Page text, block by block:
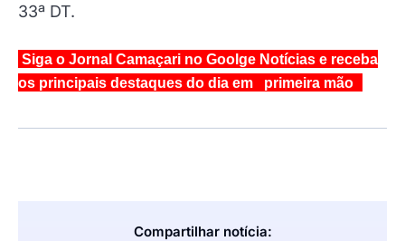
33ª DT.
Siga o Jornal Camaçari no Goolge Notícias e receba
os principais destaques do dia em primeira mão
Compartilhar notícia: